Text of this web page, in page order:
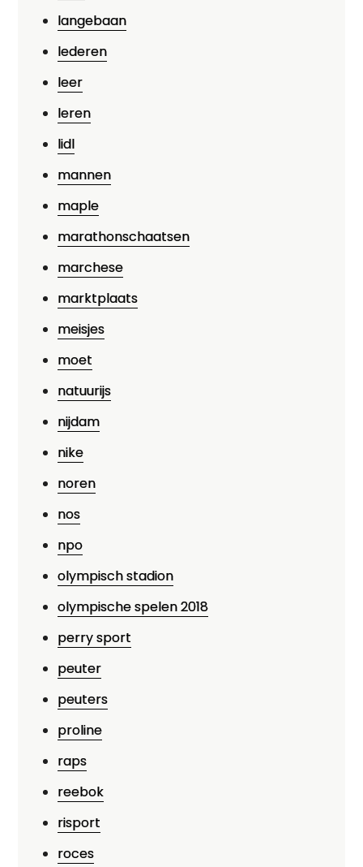
langebaan
lederen
leer
leren
lidl
mannen
maple
marathonschaatsen
marchese
marktplaats
meisjes
moet
natuurijs
nijdam
nike
noren
nos
npo
olympisch stadion
olympische spelen 2018
perry sport
peuter
peuters
proline
raps
reebok
risport
roces